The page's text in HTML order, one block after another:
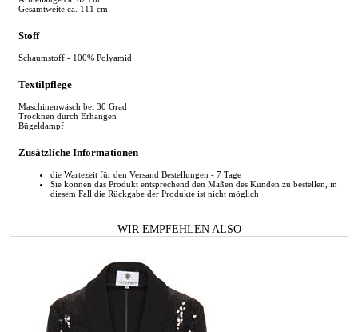
Gesamtweite ca. 111 cm
Stoff
Schaumstoff - 100% Polyamid
Textilpflege
Maschinenwäsch bei 30 Grad
Trocknen durch Erhängen
Bügeldampf
Zusätzliche Informationen
die Wartezeit für den Versand Bestellungen - 7 Tage
Sie können das Produkt entsprechend den Maßen des Kunden zu bestellen, in
diesem Fall die Rückgabe der Produkte ist nicht möglich
WIR EMPFEHLEN ALSO